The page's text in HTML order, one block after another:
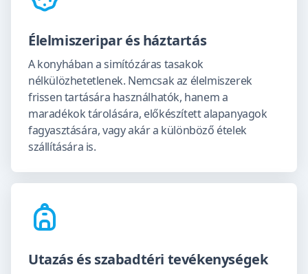
Élelmiszeripar és háztartás
A konyhában a simítózáras tasakok
nélkülözhetetlenek. Nemcsak az élelmiszerek
frissen tartására használhatók, hanem a
maradékok tárolására, előkészített alapanyagok
fagyasztására, vagy akár a különböző ételek
szállítására is.
Utazás és szabadtéri tevékenységek